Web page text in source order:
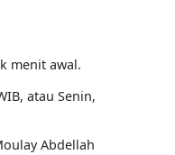
menit awal.
atau Senin,
Abdellah